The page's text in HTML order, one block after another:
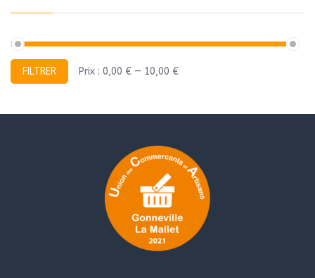
Prix
min
Prix
max
FILTRER Prix : 0,00 € — 10,00 €